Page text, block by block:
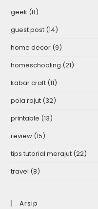
geek (8)
guest post (14)
home decor (9)
homeschooling (21)
kabar craft (11)
pola rajut (32)
printable (13)
review (15)
tips tutorial merajut (22)
travel (8)
Arsip